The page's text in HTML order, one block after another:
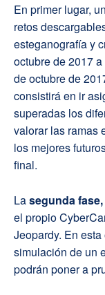
En primer lugar,
retos
esteganografía y
octubre de 2017
de octubre de
consistirá en ir
superadas los
valorar las ramas
los mejores
final.
Lasegunda
el propio
Jeopardy. En
simulación de un
podrán poner a